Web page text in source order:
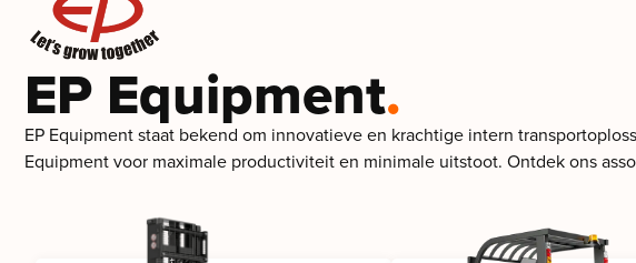
EP Equipment.
EP Equipment staat bekend om innovatieve en krachtige intern
Equipment voor maximale productiviteit en minimale uitstoot. Ontdek ons